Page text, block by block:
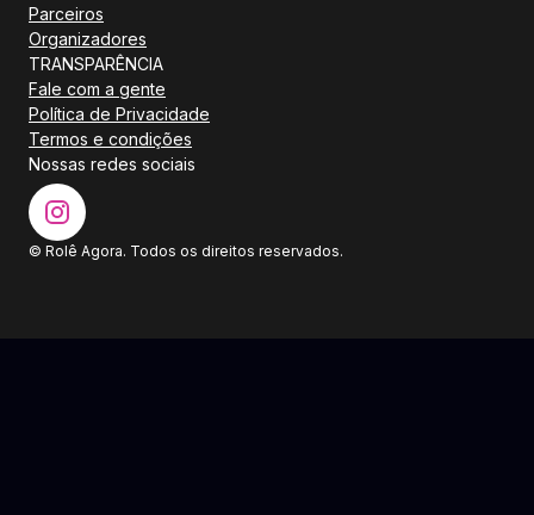
Parceiros
Organizadores
TRANSPARÊNCIA
Fale com a gente
Política de Privacidade
Termos e condições
Nossas redes sociais
© Rolê Agora. Todos os direitos reservados.